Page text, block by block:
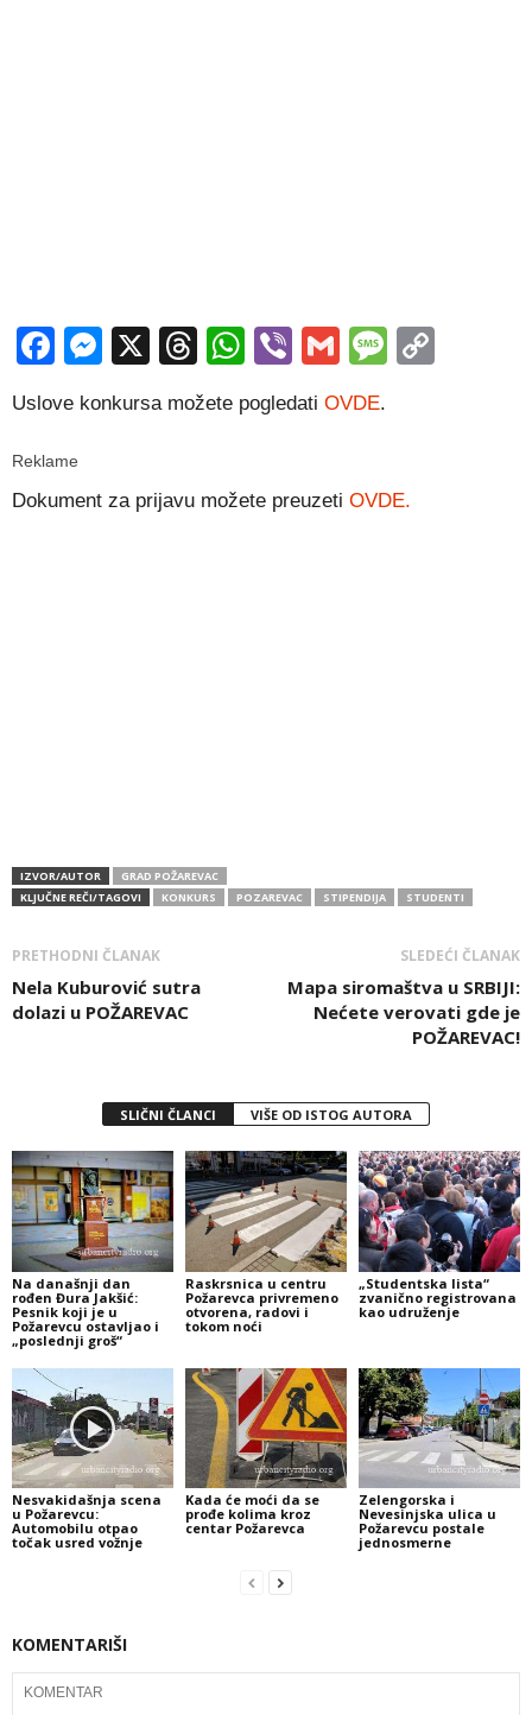
Facebook
Messenger
X Threads
WhatsApp
ViberGmail
Uslove konkursa možete pogledati OVDE.
Reklame
Dokument za prijavu možete preuzeti OVDE.
IZVOR/AUTOR
GRAD POŽAREVAC
KLJUČNE REČI/TAGOVI
KONKURS POZAREVAC STIPENDIJA STUDENTI
PRETHODNI ČLANAK
Nela Kuburović sutra
dolazi u POŽAREVAC
SLEDEĆI ČLANAK
Mapa siromaštva u SRBIJI:
Nećete verovati gde je
POŽAREVAC!
SLIČNI ČLANCI VIŠE OD ISTOG AUTORA
Na današnji dan
rođen Đura Jakšić:
Pesnik koji je u
Požarevcu ostavljao i
„poslednji groš“
Raskrsnica u centru
Požarevca privremeno
otvorena, radovi i
tokom noći
„Studentska lista“
zvanično registrovana
kao udruženje
Nesvakidašnja scena
u Požarevcu:
Automobilu otpao
točak usred vožnje
Kada će moći da se
prođe kolima kroz
centar Požarevca
Zelengorska i
Nevesinjska ulica u
Požarevcu postale
jednosmerne
KOMENTARIŠI